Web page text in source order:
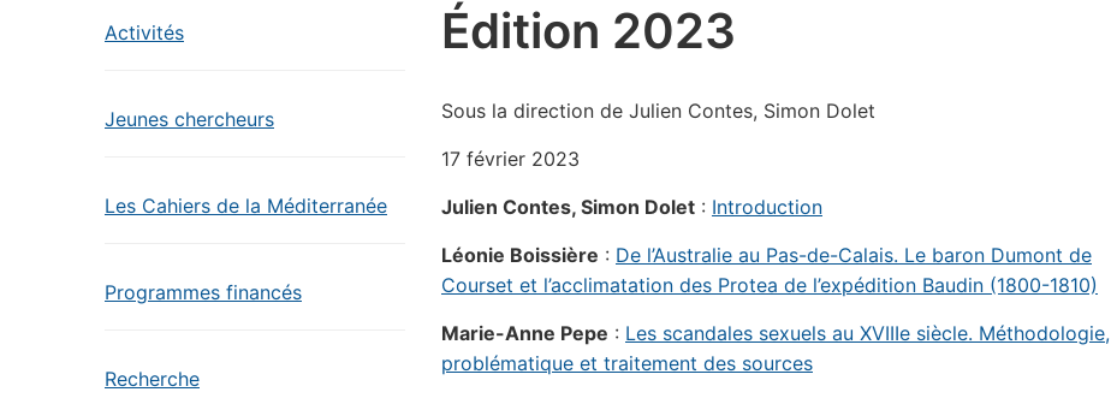
Activités
Jeunes chercheurs
Les Cahiers de la Méditerranée
Programmes financés
Recherche
Édition 2023
Sous la direction de Julien Contes, Simon Dolet
17 février 2023
Julien Contes, Simon Dolet : Introduction
Léonie Boissière : De l’Australie au Pas-de-Calais. Le baron Dumont de
Courset et l’acclimatation des Protea de l’expédition Baudin (1800-1810)
Marie-Anne Pepe : Les scandales sexuels au XVIIIe siècle. Méthodologie,
problématique et traitement des sources